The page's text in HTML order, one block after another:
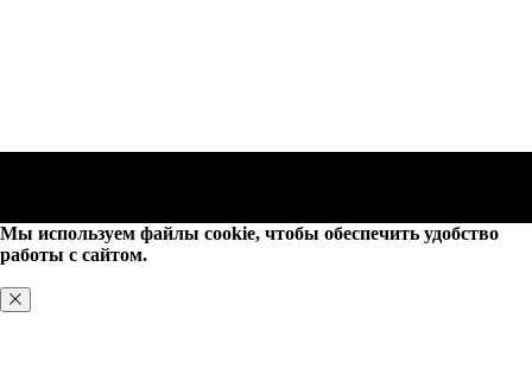
Мы используем файлы cookie, чтобы обеспечить удобство
работы с сайтом.